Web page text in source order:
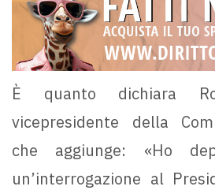
È quanto dichiara
vicepresidente della
che aggiunge: «Ho
un’interrogazione al